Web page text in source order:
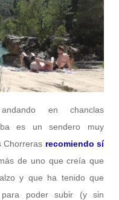
en chanclas
es un sendero muy
Chorreras recomiendo sí
de uno que creía que
y que ha tenido que
poder subir (y sin